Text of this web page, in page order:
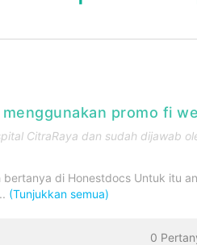
promo fi
CitraRaya dan sudah dijawab
bertanya di Honestdocs Untuk itu
(Tunjukkan semua)
0